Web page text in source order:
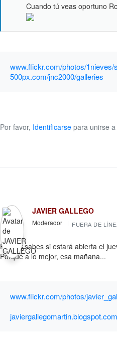
Cuando tú veas oportuno
www.flickr.com/photos/1nieves/
500px.com/jnc2000/galleries
Por favor, Identificarse para unirse
JAVIER GALLEGO
Moderador FUERA DE
Rosa, ¿sabes si estará abierta el
Porque a lo mejor, esa mañana...
www.flickr.com/photos/